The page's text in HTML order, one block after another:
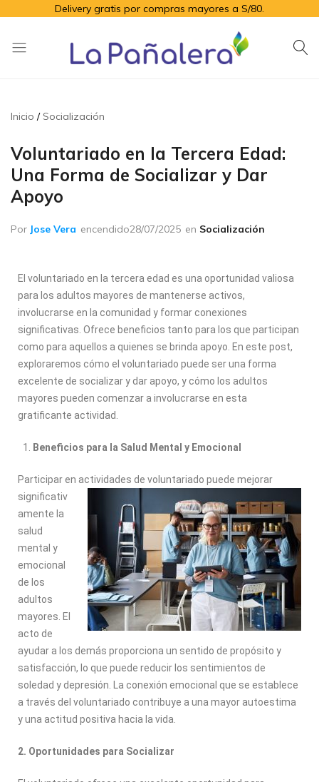
Delivery gratis por compras mayores a S/80.
para
adulto
mayor
Inicio Socialización
Voluntariado en la Tercera Edad:
Una Forma de Socializar y Dar
Apoyo
Por Jose Vera encendido28/07/2025 en Socialización
El voluntariado en la tercera edad es una oportunidad valiosa
para los adultos mayores de mantenerse activos,
involucrarse en la comunidad y formar conexiones
significativas. Ofrece beneficios tanto para los que participan
como para aquellos a quienes se brinda apoyo. En este post,
exploraremos cómo el voluntariado puede ser una forma
excelente de socializar y dar apoyo, y cómo los adultos
mayores pueden comenzar a involucrarse en esta
gratificante actividad.
Beneficios para la Salud Mental y Emocional
Participar en actividades de voluntariado puede mejorar
significativ
amente la
salud
mental y
emocional
de los
adultos
mayores. El
acto de
ayudar a los demás proporciona un sentido de propósito y
satisfacción, lo que puede reducir los sentimientos de
soledad y depresión. La conexión emocional que se establece
a través del voluntariado contribuye a una mayor autoestima
y una actitud positiva hacia la vida.
2. Oportunidades para Socializar